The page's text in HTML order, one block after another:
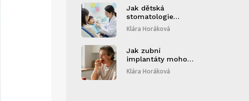
Jak dětská
stomatologie
napomáhá k
zdravému vývoji
Klára Horáková
Jak zubní
implantáty mohou
zlepšit váš výkon při
jídle
Klára Horáková